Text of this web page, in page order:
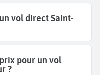
vol direct Saint-
pour un vol
?